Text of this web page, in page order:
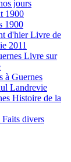
jours
1900
1900
d'hier Livre de
2011
Livre sur
à Guernes
Landrevie
Histoire de la
divers